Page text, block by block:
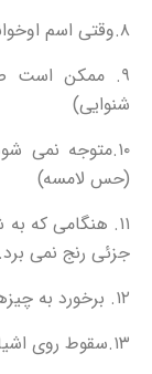
۸.وقتی اسم اوخوانده می شود پاسخ نمی دهد. (حس شنوایی)
۹. ممکن است
شنوایی)
۱۰.متوجه
(حس لامسه)
۱۱. هنگامی که
جزئی رنج نمی
۱۲. برخورد به چیزها (حس وستیبولار)
۱۳.سقوط روی اشیاء (حس وستیبولار)